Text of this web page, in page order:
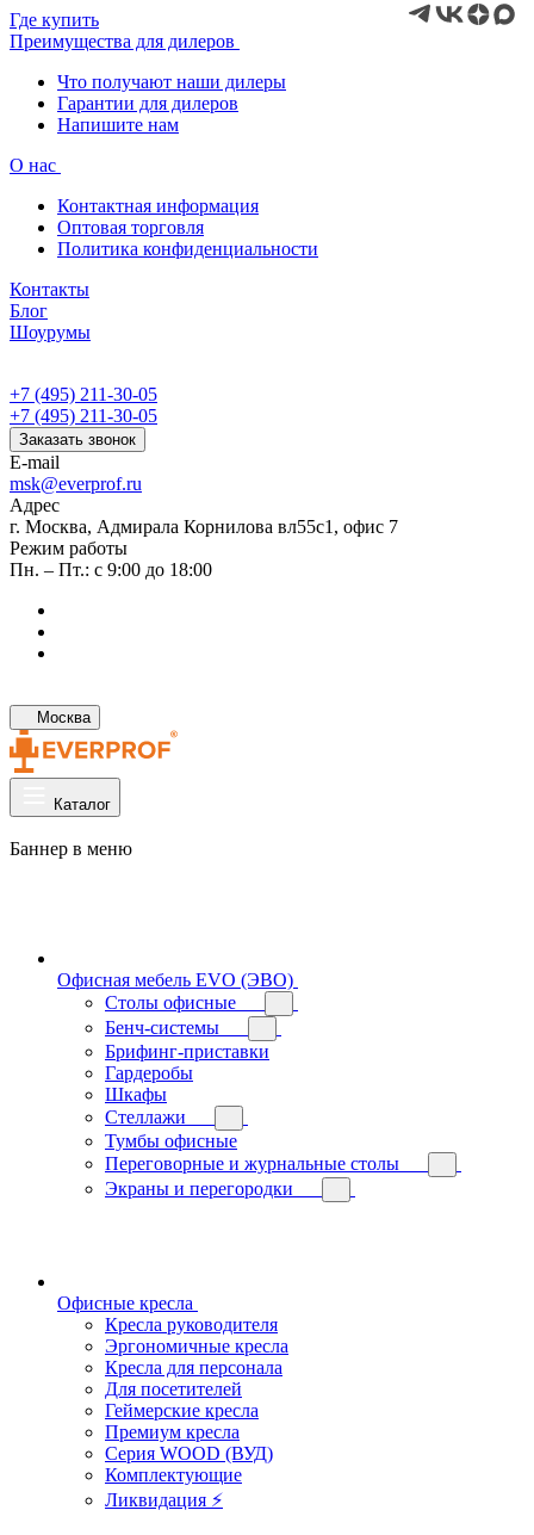
Где купить
Преимущества для дилеров
Что получают наши дилеры
Гарантии для дилеров
Напишите нам
О нас
Контактная информация
Оптовая торговля
Политика конфиденциальности
Контакты
Блог
Шоурумы
+7 (495) 211-30-05
+7 (495) 211-30-05
Заказать звонок
E-mail
msk@everprof.ru
Адрес
г. Москва, Адмирала Корнилова вл55с1, офис 7
Режим работы
Пн. – Пт.: с 9:00 до 18:00
Москва
Каталог
Баннер в меню
Офисная мебель EVO (ЭВО)
Cтолы офисные
Бенч-системы
Брифинг-приставки
Гардеробы
Шкафы
Стеллажи
Тумбы офисные
Переговорные и журнальные столы
Экраны и перегородки
Офисные кресла
Кресла руководителя
Эргономичные кресла
Кресла для персонала
Для посетителей
Геймерские кресла
Премиум кресла
Серия WOOD (ВУД)
Комплектующие
Ликвидация ⚡